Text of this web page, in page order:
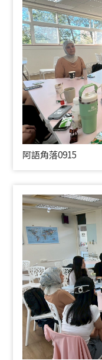
阿語角落0915